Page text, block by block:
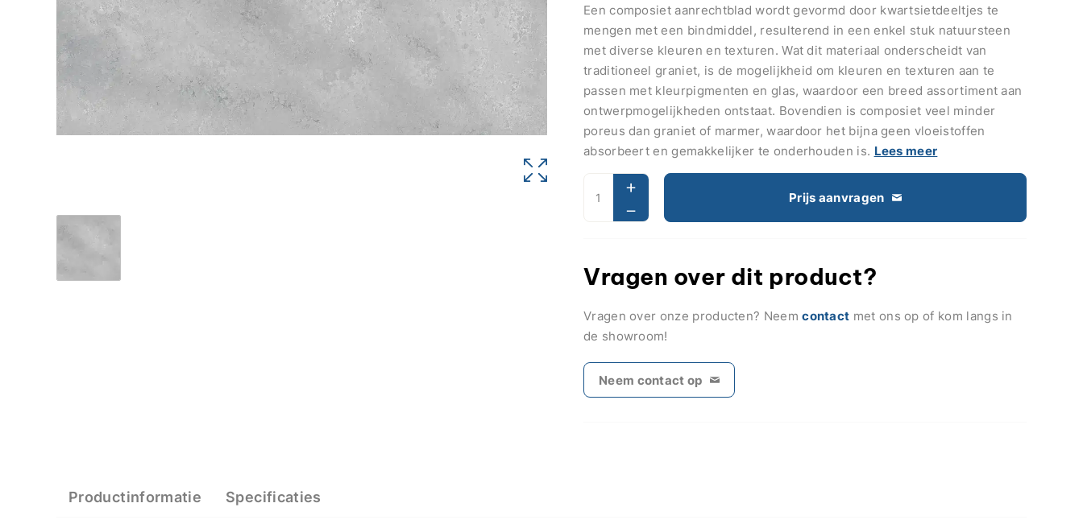
Een composiet aanrechtblad wordt gevormd door kwartsietdeeltjes te
mengen met een bindmiddel, resulterend in een enkel stuk natuursteen
met diverse kleuren en texturen. Wat dit materiaal onderscheidt van
traditioneel graniet, is de mogelijkheid om kleuren en texturen aan te
passen met kleurpigmenten en glas, waardoor een breed assortiment aan
ontwerpmogelijkheden ontstaat. Bovendien is composiet veel minder
poreus dan graniet of marmer, waardoor het bijna geen vloeistoffen
absorbeert en gemakkelijker te onderhouden is. Lees meer
Prijs aanvragen
Vragen over dit product?
Vragen over onze producten? Neemcontact met ons op of kom langs in
de showroom!
Neem contact op
Productinformatie Specificaties